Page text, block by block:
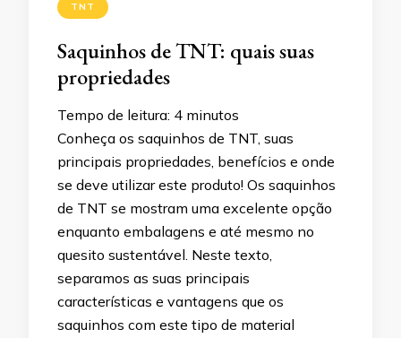
TNT
Saquinhos de TNT: quais suas
propriedades
Tempo de leitura: 4 minutos
Conheça os saquinhos de TNT, suas
principais propriedades, benefícios e onde
se deve utilizar este produto! Os saquinhos
de TNT se mostram uma excelente opção
enquanto embalagens e até mesmo no
quesito sustentável. Neste texto,
separamos as suas principais
características e vantagens que os
saquinhos com este tipo de material